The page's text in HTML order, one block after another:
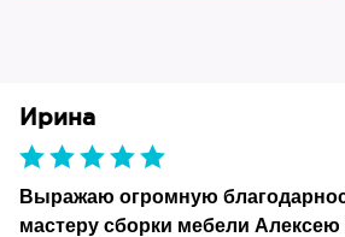
Ирина
Выражаю огромную
мастеру сборки мебели